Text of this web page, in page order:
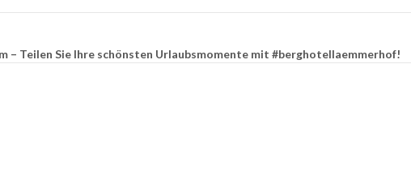
– Teilen Sie Ihre schönsten Urlaubsmomente mit #berghotellaemmerhof!